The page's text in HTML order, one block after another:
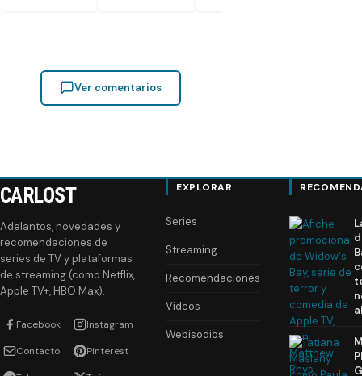
Ver comentarios
CARLOST
Adelantos, novedades y
recomendaciones de
series de TV y plataformas
de streaming (como Netflix,
Apple TV+, HBO Max).
Facebook Instagram
Contacto Pinterest
EXPLORAR
Series
Streaming
Recomendaciones
Videos
Webisodios